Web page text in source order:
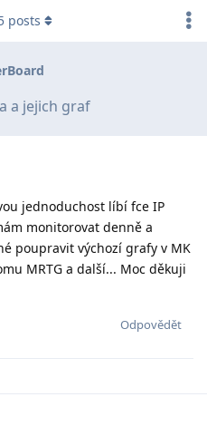
a jejich graf
posts
jednoduchost líbí fce IP
monitorovat denně a
poupravit výchozí grafy v MK
MRTG a další... Moc děkuji
Odpovědět